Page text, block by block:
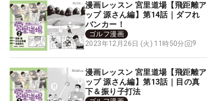
漫画レッスン 宮里道場【飛距離ア
ップ 源さん編】第14話｜ダフれ
バンカー！
ゴルフ漫画
2023年12月26日 (火) 11時50分
9
漫画レッスン 宮里道場【飛距離ア
ップ 源さん編】第13話｜目の真
下＆振り子打法